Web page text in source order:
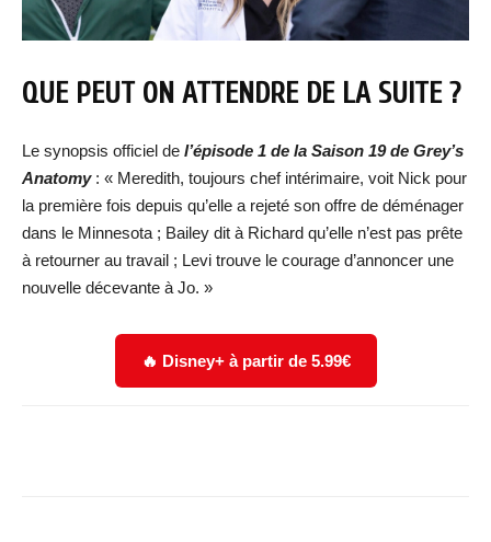
QUE PEUT ON ATTENDRE DE LA SUITE ?
Le synopsis officiel de l’épisode 1 de la Saison 19 de Grey’s
Anatomy: « Meredith, toujours chef intérimaire, voit Nick pour
la première fois depuis qu’elle a rejeté son offre de déménager
dans le Minnesota ; Bailey dit à Richard qu’elle n’est pas prête
à retourner au travail ; Levi trouve le courage d’annoncer une
nouvelle décevante à Jo. »
🔥 Disney+ à partir de 5.99€